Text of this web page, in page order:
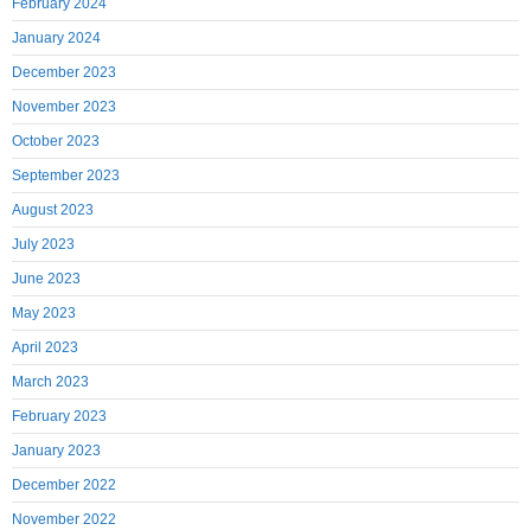
February 2024
January 2024
December 2023
November 2023
October 2023
September 2023
August 2023
July 2023
June 2023
May 2023
April 2023
March 2023
February 2023
January 2023
December 2022
November 2022